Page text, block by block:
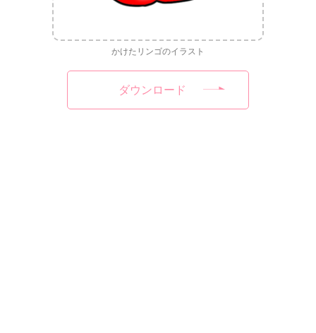
かけたリンゴのイラスト
ダウンロード